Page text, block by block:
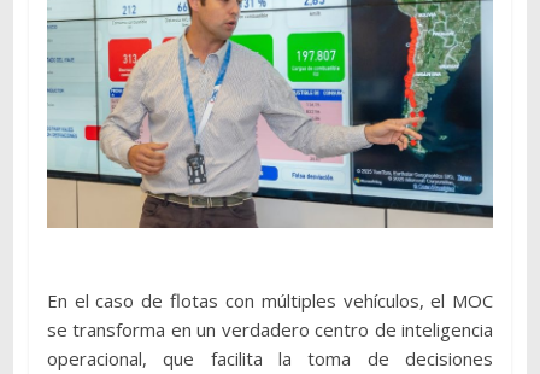
En el caso de flotas con múltiples vehículos, el MOC
se transforma en un verdadero centro de inteligencia
operacional, que facilita la toma de decisiones